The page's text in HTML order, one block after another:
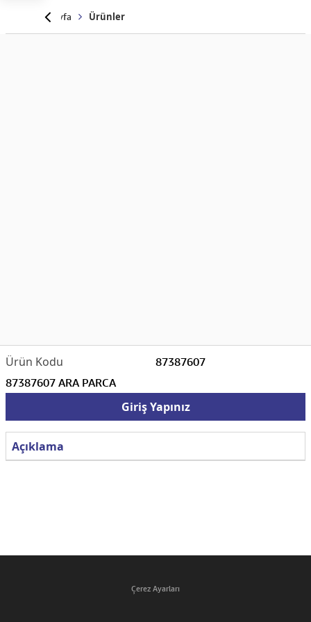
Anasayfa Ürünler
87387607
87387607 ARA PARCA
Giriş Yapınız
Açıklama
Çerez Ayarları